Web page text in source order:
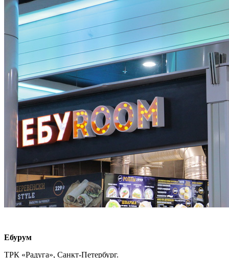
Ебурум
ТРК «Радуга», Санкт-Петербург.